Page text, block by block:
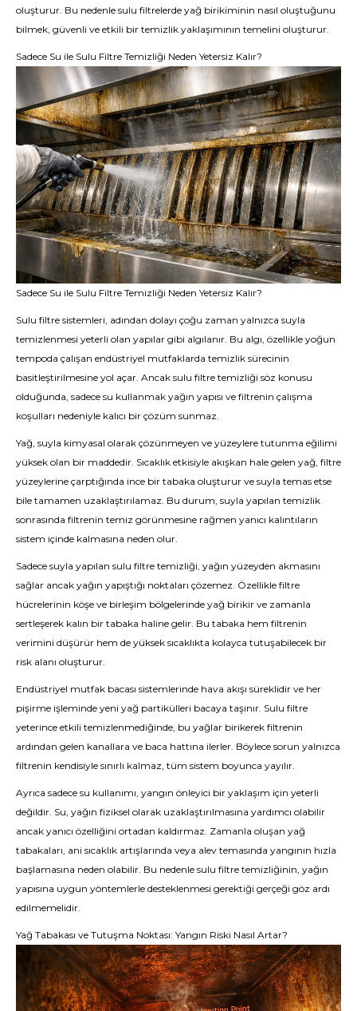
oluşturur. Bu nedenle sulu filtrelerde yağ birikiminin nasıl oluştuğunu
bilmek, güvenli ve etkili bir temizlik yaklaşımının temelini oluşturur.
Sadece Su ile Sulu Filtre Temizliği Neden Yetersiz Kalır?
Sadece Su ile Sulu Filtre Temizliği Neden Yetersiz Kalır?
Sulu filtre sistemleri, adından dolayı çoğu zaman yalnızca suyla
temizlenmesi yeterli olan yapılar gibi algılanır. Bu algı, özellikle yoğun
tempoda çalışan endüstriyel mutfaklarda temizlik sürecinin
basitleştirilmesine yol açar. Ancak sulu filtre temizliği söz konusu
olduğunda, sadece su kullanmak yağın yapısı ve filtrenin çalışma
koşulları nedeniyle kalıcı bir çözüm sunmaz.
Yağ, suyla kimyasal olarak çözünmeyen ve yüzeylere tutunma eğilimi
yüksek olan bir maddedir. Sıcaklık etkisiyle akışkan hale gelen yağ, filtre
yüzeylerine çarptığında ince bir tabaka oluşturur ve suyla temas etse
bile tamamen uzaklaştırılamaz. Bu durum, suyla yapılan temizlik
sonrasında filtrenin temiz görünmesine rağmen yanıcı kalıntıların
sistem içinde kalmasına neden olur.
Sadece suyla yapılan sulu filtre temizliği, yağın yüzeyden akmasını
sağlar ancak yağın yapıştığı noktaları çözemez. Özellikle filtre
hücrelerinin köşe ve birleşim bölgelerinde yağ birikir ve zamanla
sertleşerek kalın bir tabaka haline gelir. Bu tabaka hem filtrenin
verimini düşürür hem de yüksek sıcaklıkta kolayca tutuşabilecek bir
risk alanı oluşturur.
Endüstriyel mutfak bacası sistemlerinde hava akışı süreklidir ve her
pişirme işleminde yeni yağ partikülleri bacaya taşınır. Sulu filtre
yeterince etkili temizlenmediğinde, bu yağlar birikerek filtrenin
ardından gelen kanallara ve baca hattına ilerler. Böylece sorun yalnızca
filtrenin kendisiyle sınırlı kalmaz, tüm sistem boyunca yayılır.
Ayrıca sadece su kullanımı, yangın önleyici bir yaklaşım için yeterli
değildir. Su, yağın fiziksel olarak uzaklaştırılmasına yardımcı olabilir
ancak yanıcı özelliğini ortadan kaldırmaz. Zamanla oluşan yağ
tabakaları, ani sıcaklık artışlarında veya alev temasında yangının hızla
başlamasına neden olabilir. Bu nedenle sulu filtre temizliğinin, yağın
yapısına uygun yöntemlerle desteklenmesi gerektiği gerçeği göz ardı
edilmemelidir.
Yağ Tabakası ve Tutuşma Noktası: Yangın Riski Nasıl Artar?